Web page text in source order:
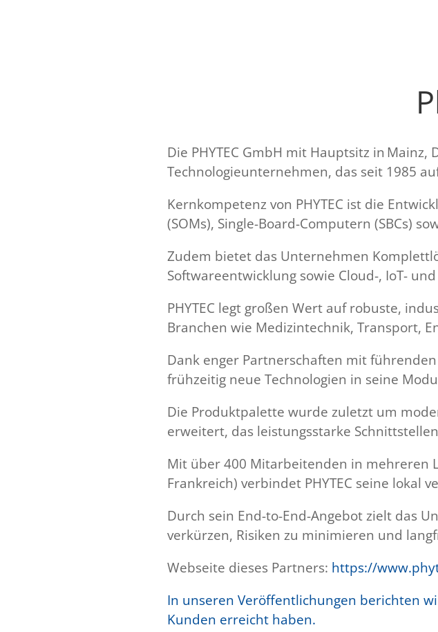
Die PHYTEC GmbH mit Hauptsitz in
Technologieunternehmen, das seit 1985
Kernkompetenz von PHYTEC ist die
(SOMs), Single-Board-Computern (SBCs)
Zudem bietet das Unternehmen
Softwareentwicklung sowie Cloud-, IoT-
PHYTEC legt großen Wert auf robuste,
Branchen wie Medizintechnik, Transport,
Dank enger Partnerschaften mit führenden
frühzeitig neue Technologien in seine
Die Produktpalette wurde zuletzt um
erweitert, das leistungsstarke
Mit über 400 Mitarbeitenden in mehreren
Frankreich) verbindet PHYTEC seine lokal
Durch sein End-to-End-Angebot zielt das
verkürzen, Risiken zu minimieren und
Webseite dieses Partners: https://
In unseren Veröffentlichungen berichten
Kunden erreicht haben.